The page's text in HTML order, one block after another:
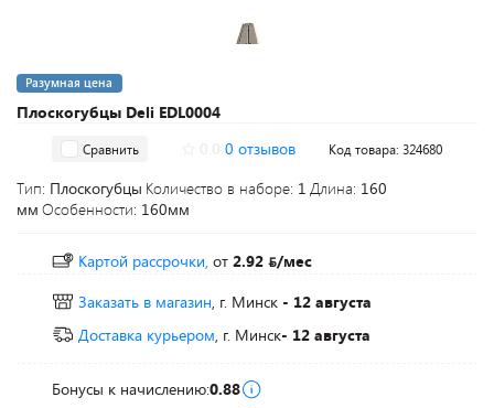
Плоскогубцы Deli EDL0004
Разумная цена
Сравнить 0 отзывов Код товара: 324680
Тип: Плоскогубцы Количество в наборе: 1 Длина: 160
мм Особенности: 160мм
Картой рассрочки, от 2.92
/мес
Заказать в магазин, г. Минск - 12 августа
Доставка курьером, г. Минск- 12 августа
Бонусы к начислению:0.88